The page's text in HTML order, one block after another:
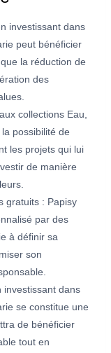
investissant dans
peut bénéficier
la réduction de
des
collections Eau,
possibilité de
les projets qui lui
de manière
gratuits : Papisy
par des
à définir sa
son
investissant dans
se constitue une
de bénéficier
tout en